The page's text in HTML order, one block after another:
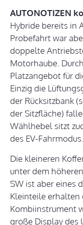
AUTONOTIZEN
Hybride bereits in
Probefahrt war
doppelte
Motorhaube.
Platzangebot für
Einzig die
der Rücksitzbank
der Sitzfläche)
Wählhebel sitzt
des EV-Fahrmodus.
Die kleineren
unter dem
SW ist aber eines
Kleinteile erhalten
Kombiinstrument
große Display des